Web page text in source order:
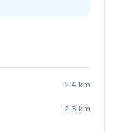
2.4 km
2.6 km